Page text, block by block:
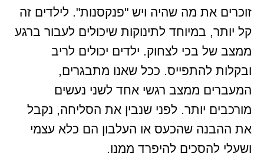
זוכרים את מה שהיה ויש "פנקסנות". לילדים זה
קל יותר, במיוחד לתינוקות שיכולים לעבור ברגע
ממצב של בכי לצחוק. ילדים יכולים לריב
ובקלות להתפייס. ככל שאנו מתבגרים,
המעברים ממצב רגשי אחד לשני נעשים
מורכבים יותר. לפני שנבין את הסליחה, נקבל
את ההבנה שהכעס או העלבון הם כלא עצמי
ושעלי להסכים להיפרד ממנו.